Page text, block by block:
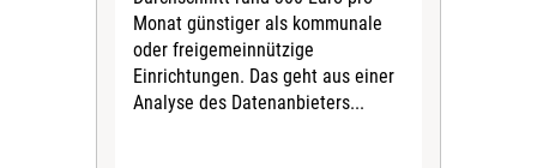
Monat günstiger als kommunale
oder freigemeinnützige
Einrichtungen. Das geht aus einer
Analyse des Datenanbieters...